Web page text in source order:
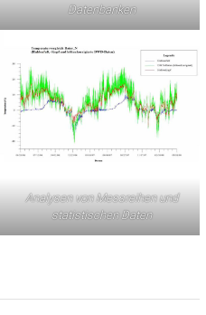
Datenbanken
Analysen von Messreihen und
statistischen Daten